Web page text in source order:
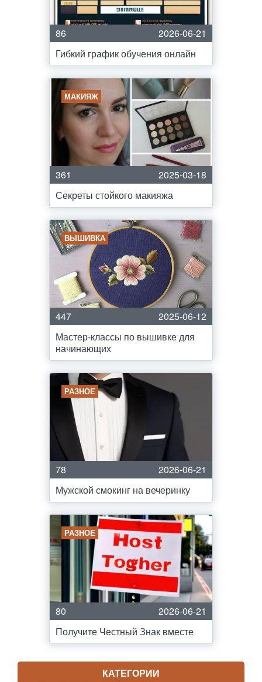
86
2026-06-21
Гибкий график обучения онлайн
МАКИЯЖ
361
2025-03-18
Секреты стойкого макияжа
ВЫШИВКА
447
2025-06-12
Мастер-классы по вышивке для
начинающих
РАЗНОЕ
78
2026-06-21
Мужской смокинг на вечеринку
РАЗНОЕ
80
2026-06-21
Получите Честный Знак вместе
КАТЕГОРИИ